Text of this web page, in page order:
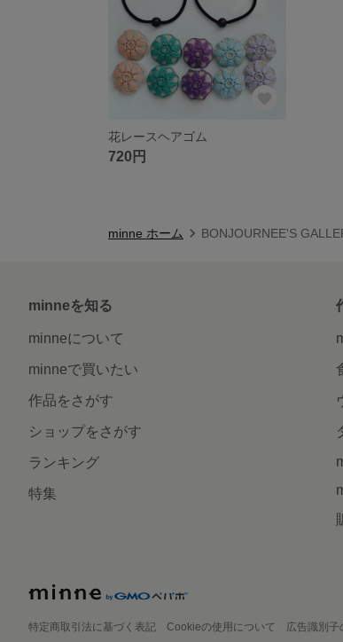
花レースヘアゴム
720円
minne ホーム BONJOURNEE'S
minneを知る
minneについて
minneで買いたい
作品をさがす
ショップをさがす
ランキング
特集
特定商取引法に基づく表記 Cookieの使用について 広告識別子